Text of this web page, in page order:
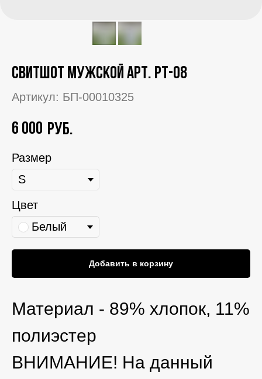
Свитшот мужской арт. РТ-08
Артикул: БП-00010325
6 000 руб.
Размер
Цвет
Белый
Добавить в корзину
Материал - 89% хлопок, 11%
полиэстер
ВНИМАНИЕ! На данный